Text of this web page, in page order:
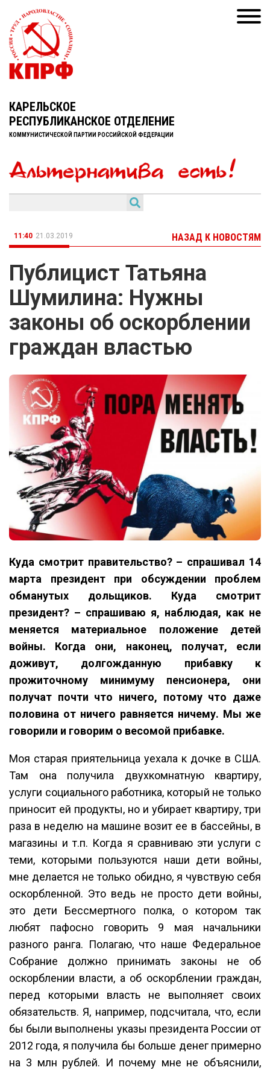
КАРЕЛЬСКОЕ
РЕСПУБЛИКАНСКОЕ ОТДЕЛЕНИЕ
КОММУНИСТИЧЕСКОЙ ПАРТИИ РОССИЙСКОЙ ФЕДЕРАЦИИ
11:40 21.03.2019 НАЗАД К НОВОСТЯМ
Публицист Татьяна
Шумилина: Нужны
законы об оскорблении
граждан властью
Куда смотрит правительство? – спрашивал 14
марта президент при обсуждении проблем
обманутых дольщиков. Куда смотрит
президент? – спрашиваю я, наблюдая, как не
меняется материальное положение детей
войны. Когда они, наконец, получат, если
доживут, долгожданную прибавку к
прожиточному минимуму пенсионера, они
получат почти что ничего, потому что даже
половина от ничего равняется ничему. Мы же
говорили и говорим о весомой прибавке.
Моя старая приятельница уехала к дочке в США.
Там она получила двухкомнатную квартиру,
услуги социального работника, который не только
приносит ей продукты, но и убирает квартиру, три
раза в неделю на машине возит ее в бассейны, в
магазины и т.п. Когда я сравниваю эти услуги с
теми, которыми пользуются наши дети войны,
мне делается не только обидно, я чувствую себя
оскорбленной. Это ведь не просто дети войны,
это дети Бессмертного полка, о котором так
любят пафосно говорить 9 мая начальники
разного ранга. Полагаю, что наше Федеральное
Собрание должно принимать законы не об
оскорблении власти, а об оскорблении граждан,
перед которыми власть не выполняет своих
обязательств. Я, например, подсчитала, что, если
бы были выполнены указы президента России от
2012 года, я получила бы больше денег примерно
на 3 млн рублей. И почему мне не объяснили,